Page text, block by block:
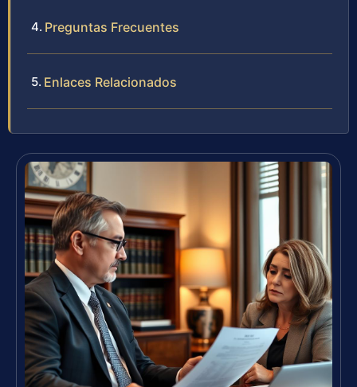
Preguntas Frecuentes
Enlaces Relacionados